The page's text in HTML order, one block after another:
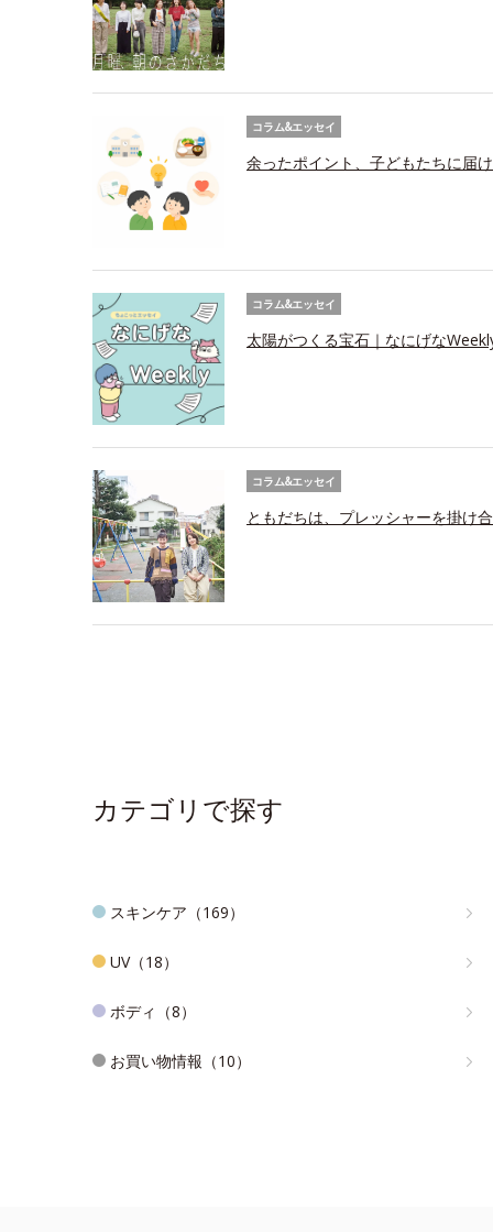
コラム&エッセイ
余ったポイント、子どもたちに届
コラム&エッセイ
太陽がつくる宝石｜なにげな
コラム&エッセイ
ともだちは、プレッシャーを掛け
カテゴリで探す
スキンケア（169）
UV（18）
ボディ（8）
お買い物情報（10）